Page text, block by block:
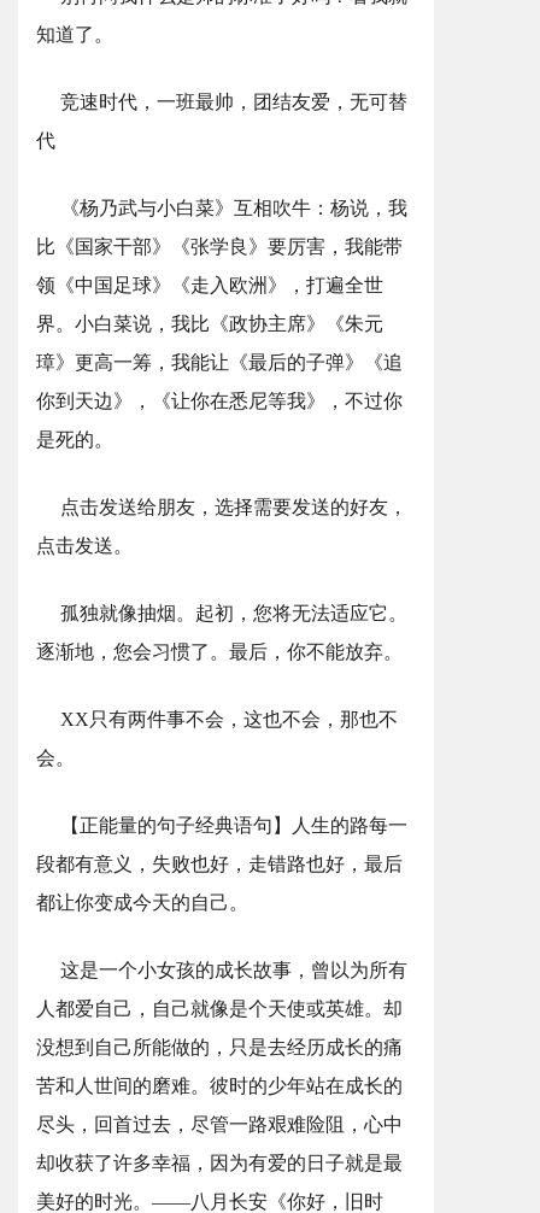
知道了。
竞速时代，一班最帅，团结友爱，无可替
代
《杨乃武与小白菜》互相吹牛：杨说，我
比《国家干部》《张学良》要厉害，我能带
领《中国足球》《走入欧洲》，打遍全世
界。小白菜说，我比《政协主席》《朱元
璋》更高一筹，我能让《最后的子弹》《追
你到天边》，《让你在悉尼等我》，不过你
是死的。
点击发送给朋友，选择需要发送的好友，
点击发送。
孤独就像抽烟。起初，您将无法适应它。
逐渐地，您会习惯了。最后，你不能放弃。
XX只有两件事不会，这也不会，那也不
会。
【正能量的句子经典语句】人生的路每一
段都有意义，失败也好，走错路也好，最后
都让你变成今天的自己。
这是一个小女孩的成长故事，曾以为所有
人都爱自己，自己就像是个天使或英雄。却
没想到自己所能做的，只是去经历成长的痛
苦和人世间的磨难。彼时的少年站在成长的
尽头，回首过去，尽管一路艰难险阻，心中
却收获了许多幸福，因为有爱的日子就是最
美好的时光。——八月长安《你好，旧时